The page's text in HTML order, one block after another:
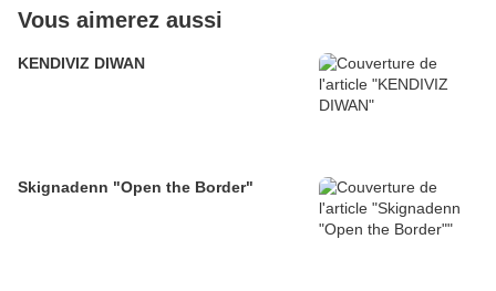
Vous aimerez aussi
KENDIVIZ DIWAN
Skignadenn "Open the Border"